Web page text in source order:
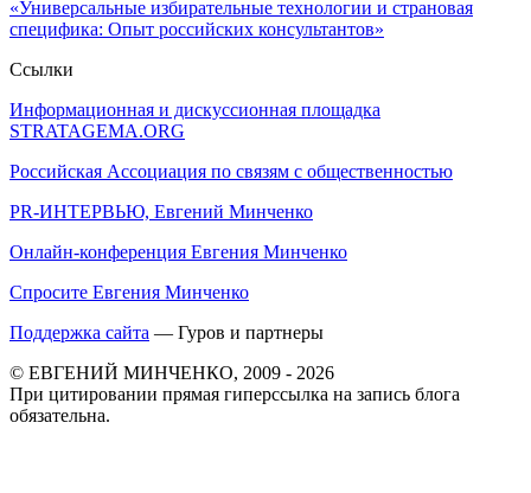
«Универсальные избирательные технологии и страновая
специфика: Опыт российских консультантов»
Ссылки
Информационная и дискуссионная площадка
STRATAGEMA.ORG
Российская Ассоциация по связям с общественностью
PR-ИНТЕРВЬЮ, Евгений Минченко
Онлайн-конференция Евгения Минченко
Спросите Евгения Минченко
Поддержка сайта — Гуров и партнеры
© ЕВГЕНИЙ МИНЧЕНКО, 2009 - 2026
При цитировании прямая гиперссылка на запись блога
обязательна.